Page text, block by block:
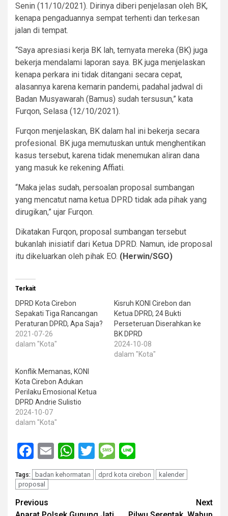
Senin (11/10/2021). Dirinya diberi penjelasan oleh BK,
kenapa pengaduannya sempat terhenti dan terkesan
jalan di tempat.
“Saya apresiasi kerja BK lah, ternyata mereka (BK) juga
bekerja mendalami laporan saya. BK juga menjelaskan
kenapa perkara ini tidak ditangani secara cepat,
alasannya karena kemarin pandemi, padahal jadwal di
Badan Musyawarah (Bamus) sudah tersusun,” kata
Furqon, Selasa (12/10/2021).
Furqon menjelaskan, BK dalam hal ini bekerja secara
profesional. BK juga memutuskan untuk menghentikan
kasus tersebut, karena tidak menemukan aliran dana
yang masuk ke rekening Affiati.
“Maka jelas sudah, persoalan proposal sumbangan
yang mencatut nama ketua DPRD tidak ada pihak yang
dirugikan,” ujar Furqon.
Dikatakan Furqon, proposal sumbangan tersebut
bukanlah inisiatif dari Ketua DPRD. Namun, ide proposal
itu dikeluarkan oleh pihak EO. (Herwin/SGO)
Terkait
DPRD Kota Cirebon
Sepakati Tiga Rancangan
Peraturan DPRD, Apa Saja?
2021-07-26
dalam "Kota"
Kisruh KONI Cirebon dan
Ketua DPRD, 24 Bukti
Perseteruan Diserahkan ke
BK DPRD
2024-10-08
dalam "Kota"
Konflik Memanas, KONI
Kota Cirebon Adukan
Perilaku Emosional Ketua
DPRD Andrie Sulistio
2024-10-07
dalam "Kota"
Facebook
EmailWhatsApp
TwitterMessage
Tags: badan kehormatan dprd kota cirebon
kalender
proposal
Post
Previous
Next